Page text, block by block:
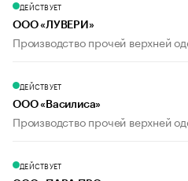
ДЕЙСТВУЕТ
ООО «ЛУВЕРИ»
Производство прочей верхней
ДЕЙСТВУЕТ
ООО «Василиса»
Производство прочей верхней
ДЕЙСТВУЕТ